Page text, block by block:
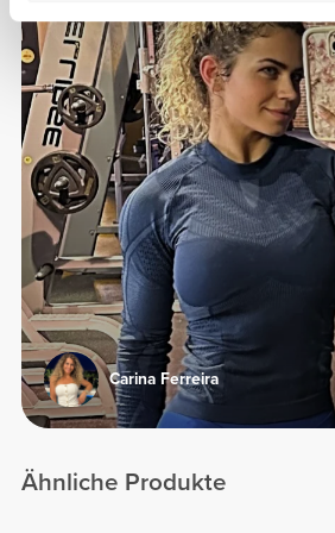
Carina Ferreira
Ähnliche Produkte